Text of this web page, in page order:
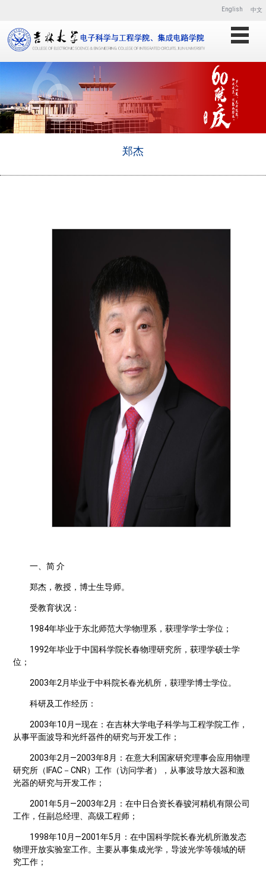
English 中文
郑杰
一、简 介
郑杰，教授，博士生导师。
受教育状况：
1984年毕业于东北师范大学物理系，获理学学士学位；
1992年毕业于中国科学院长春物理研究所，获理学硕士学
位；
2003年2月毕业于中科院长春光机所，获理学博士学位。
科研及工作经历：
2003年10月—现在：在吉林大学电子科学与工程学院工作，
从事平面波导和光纤器件的研究与开发工作；
2003年2月—2003年8月：在意大利国家研究理事会应用物理
研究所（IFAC－CNR）工作（访问学者），从事波导放大器和激
光器的研究与开发工作；
2001年5月—2003年2月：在中日合资长春骏河精机有限公司
工作，任副总经理、高级工程师；
1998年10月—2001年5月：在中国科学院长春光机所激发态
物理开放实验室工作。主要从事集成光学，导波光学等领域的研
究工作；